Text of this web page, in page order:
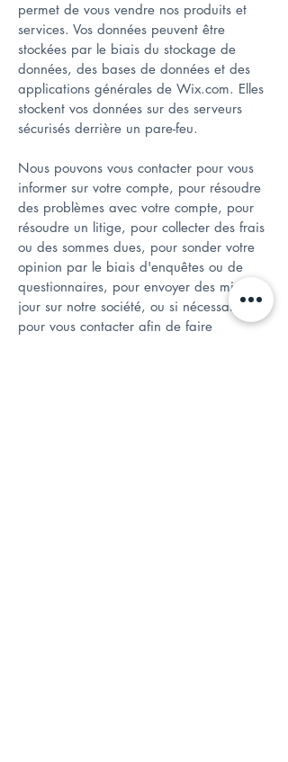
permet de vous vendre nos produits et
services. Vos données peuvent être
stockées par le biais du stockage de
données, des bases de données et des
applications générales de Wix.com. Elles
stockent vos données sur des serveurs
sécurisés derrière un pare-feu.
Nous pouvons vous contacter pour vous
informer sur votre compte, pour résoudre
des problèmes avec votre compte, pour
résoudre un litige, pour collecter des frais
ou des sommes dues, pour sonder votre
opinion par le biais d'enquêtes ou de
questionnaires, pour envoyer des mises à
jour sur notre société, ou si nécessaire
pour vous contacter afin de faire